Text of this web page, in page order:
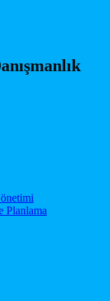
Planlama